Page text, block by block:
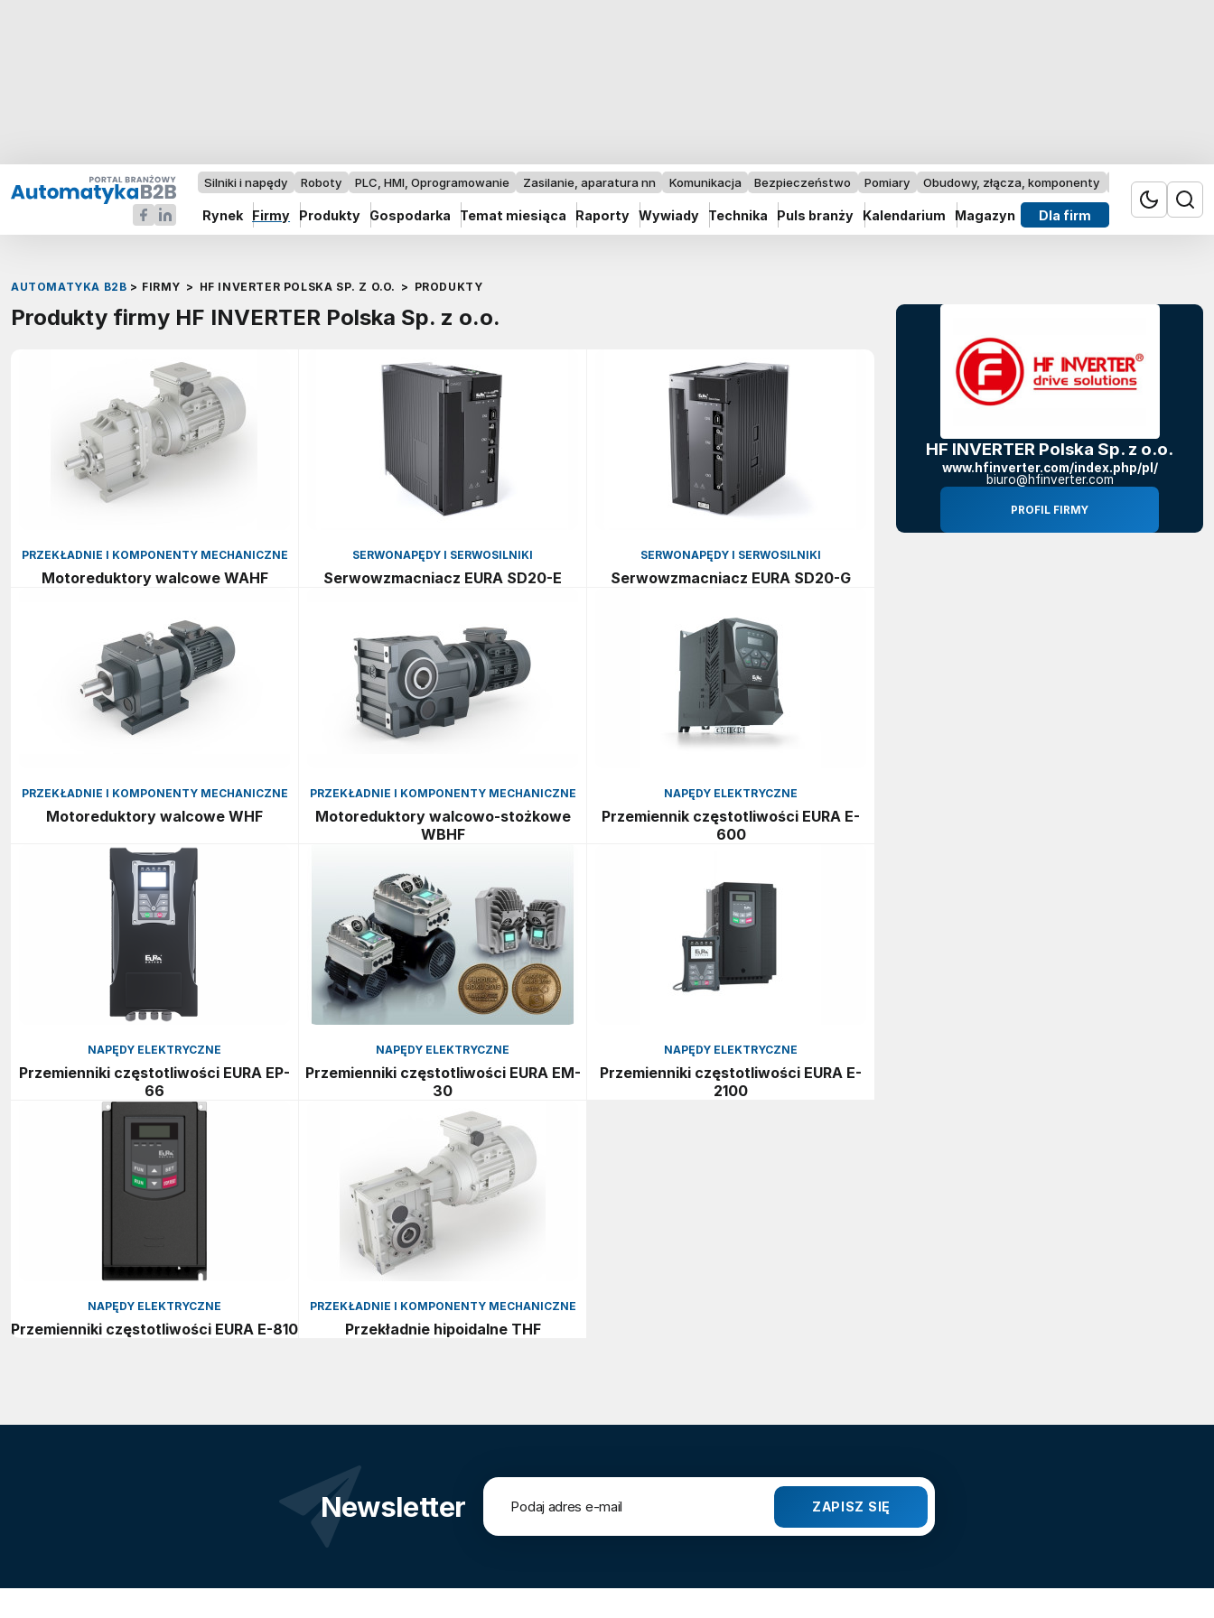
Silniki i napędy Roboty PLC, HMI, Oprogramowanie Zasilanie, aparatura nn Komunikacja Bezpieczeństwo Pomiary Obudowy, złącza, komponenty Przemysł 4.0
Rynek Firmy Produkty Gospodarka Temat miesiąca Raporty Wywiady Technika Puls branży Kalendarium Magazyn Dla firm
AUTOMATYKA B2B > FIRMY > HF INVERTER POLSKA SP. Z O.O. > PRODUKTY
HF INVERTER Polska Sp. z o.o.
www.hfinverter.com/index.php/pl/
biuro@hfinverter.com
PROFIL FIRMY
Produkty firmy HF INVERTER Polska Sp. z o.o.
PRZEKŁADNIE I KOMPONENTY MECHANICZNE
Motoreduktory walcowe WAHF
SERWONAPĘDY I SERWOSILNIKI
Serwowzmacniacz EURA SD20-E
SERWONAPĘDY I SERWOSILNIKI
Serwowzmacniacz EURA SD20-G
PRZEKŁADNIE I KOMPONENTY MECHANICZNE
Motoreduktory walcowe WHF
PRZEKŁADNIE I KOMPONENTY MECHANICZNE
Motoreduktory walcowo-stożkowe
WBHF
NAPĘDY ELEKTRYCZNE
Przemiennik częstotliwości EURA E-
600
NAPĘDY ELEKTRYCZNE
Przemienniki częstotliwości EURA EP-
66
NAPĘDY ELEKTRYCZNE
Przemienniki częstotliwości EURA EM-
30
NAPĘDY ELEKTRYCZNE
Przemienniki częstotliwości EURA E-
2100
NAPĘDY ELEKTRYCZNE
Przemienniki częstotliwości EURA E-810
PRZEKŁADNIE I KOMPONENTY MECHANICZNE
Przekładnie hipoidalne THF
Newsletter